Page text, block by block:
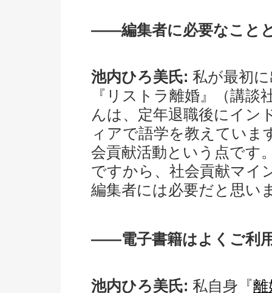
――編集者に必要なこと
池内ひろ美氏: 私が最初
『リストラ離婚』（講
んは、定年退職後にイン
ィアで語学を教えていま
会貢献活動という点です
ですから、社会貢献マイ
編集者には必要だと思い
――電子書籍はよくご利
池内ひろ美氏: 私自身『離